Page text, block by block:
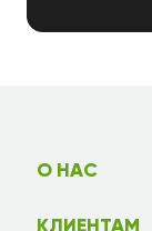
О НАС
КЛИЕНТАМ